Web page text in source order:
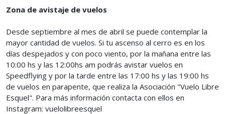
Zona de avistaje de vuelos
Desde septiembre al mes de abril se puede contemplar la
mayor cantidad de vuelos. Si tu ascenso al cerro es en los
días despejados y con poco viento, por la mañana entre las
10:00 hs y las 12:00hs am podrás avistar vuelos en
Speedflying y por la tarde entre las 17:00 hs y las 19:00 hs
de vuelos en parapente, que realiza la Asociación "Vuelo Libre
Esquel". Para más información contacta con ellos en
Instagram: vuelolibreesquel